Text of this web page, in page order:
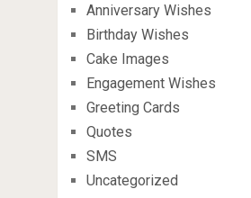
Anniversary Wishes
Birthday Wishes
Cake Images
Engagement Wishes
Greeting Cards
Quotes
SMS
Uncategorized